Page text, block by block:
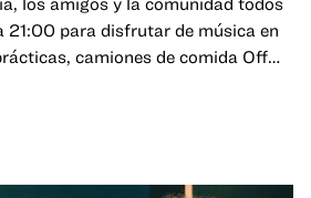
21:00 para disfrutar de música en
camiones de comida Off
con una